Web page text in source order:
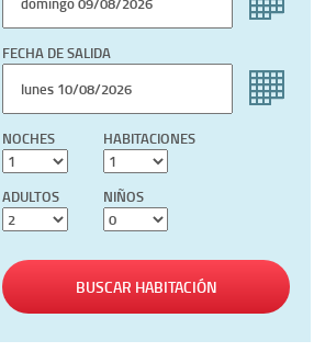
FECHA DE SALIDA
NOCHES HABITACIONES
ADULTOS NIÑOS
BUSCAR HABITACIÓN